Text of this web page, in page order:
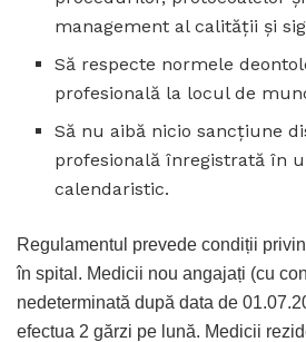
management al calității și
Să respecte normele
profesională la locul de
Să nu aibă nicio sancțiune
profesională înregistrată în
calendaristic.
Regulamentul prevede condiții
în spital. Medicii nou angajați (cu
nedeterminată după data de
efectua 2 gărzi pe lună. Medicii